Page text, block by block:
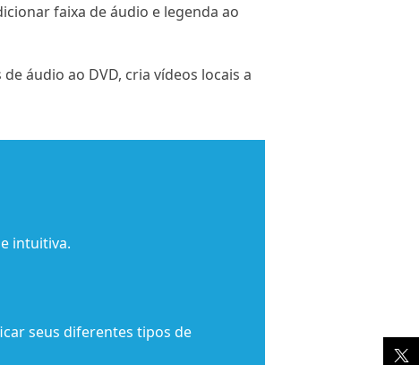
faixa de áudio e legenda ao
áudio ao DVD, cria vídeos locais a
intuitiva.
seus diferentes tipos de